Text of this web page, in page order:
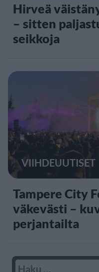
Hirveä
– sitten
seikkoja
VIIHDEUUTISET
Tampere City
väkevästi –
perjantailta